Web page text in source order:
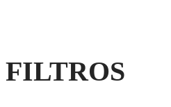
FILTROS